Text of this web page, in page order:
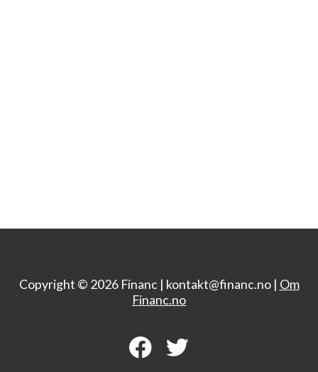
Copyright © 2026 Financ | kontakt@financ.no | Om
Financ.no